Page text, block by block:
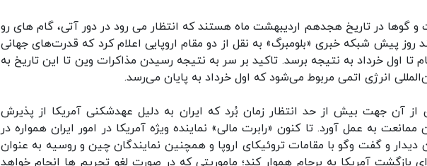
گوها در تاریخ هجدهم اردیبهشت ماه هستند که انتظار می رود در دور آتی، گام های رو
روز پیش شبکه خبری «بلومبرگ» به نقل از دو مقام اروپایی اعلام کرد که قدرت‌های جهانی
تا اول خرداد به نتیجه برسد. تاکید بر سر به نتیجه رسیدن مذاکرات وین تا این تاریخ به
انرژی اتمی مربوط می‌شود که اول خرداد به پایان می‌رسد.
از آن جهت بیش از حد انتظار زمان بُرد که ایران به دلیل عهدشکنی آمریکا از پذیرش
به عمل آورد. تا کنون «رابرت مالی» نماینده ویژه آمریکا در امور ایران همواره در
و گفت وگو با مقامات تروئیکای اروپا و همچنین نمایندگان چین و روسیه به عنوان
بازگشت آمریکا به برجام هموار کند؛ ماموریتی که در صورت لغو تحریم ها انجام خواهد